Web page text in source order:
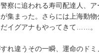
察に追われる寿司配達人、
集まった。さらには上海動
イグアナもやってきて……。
れ違うその一瞬、運命のド